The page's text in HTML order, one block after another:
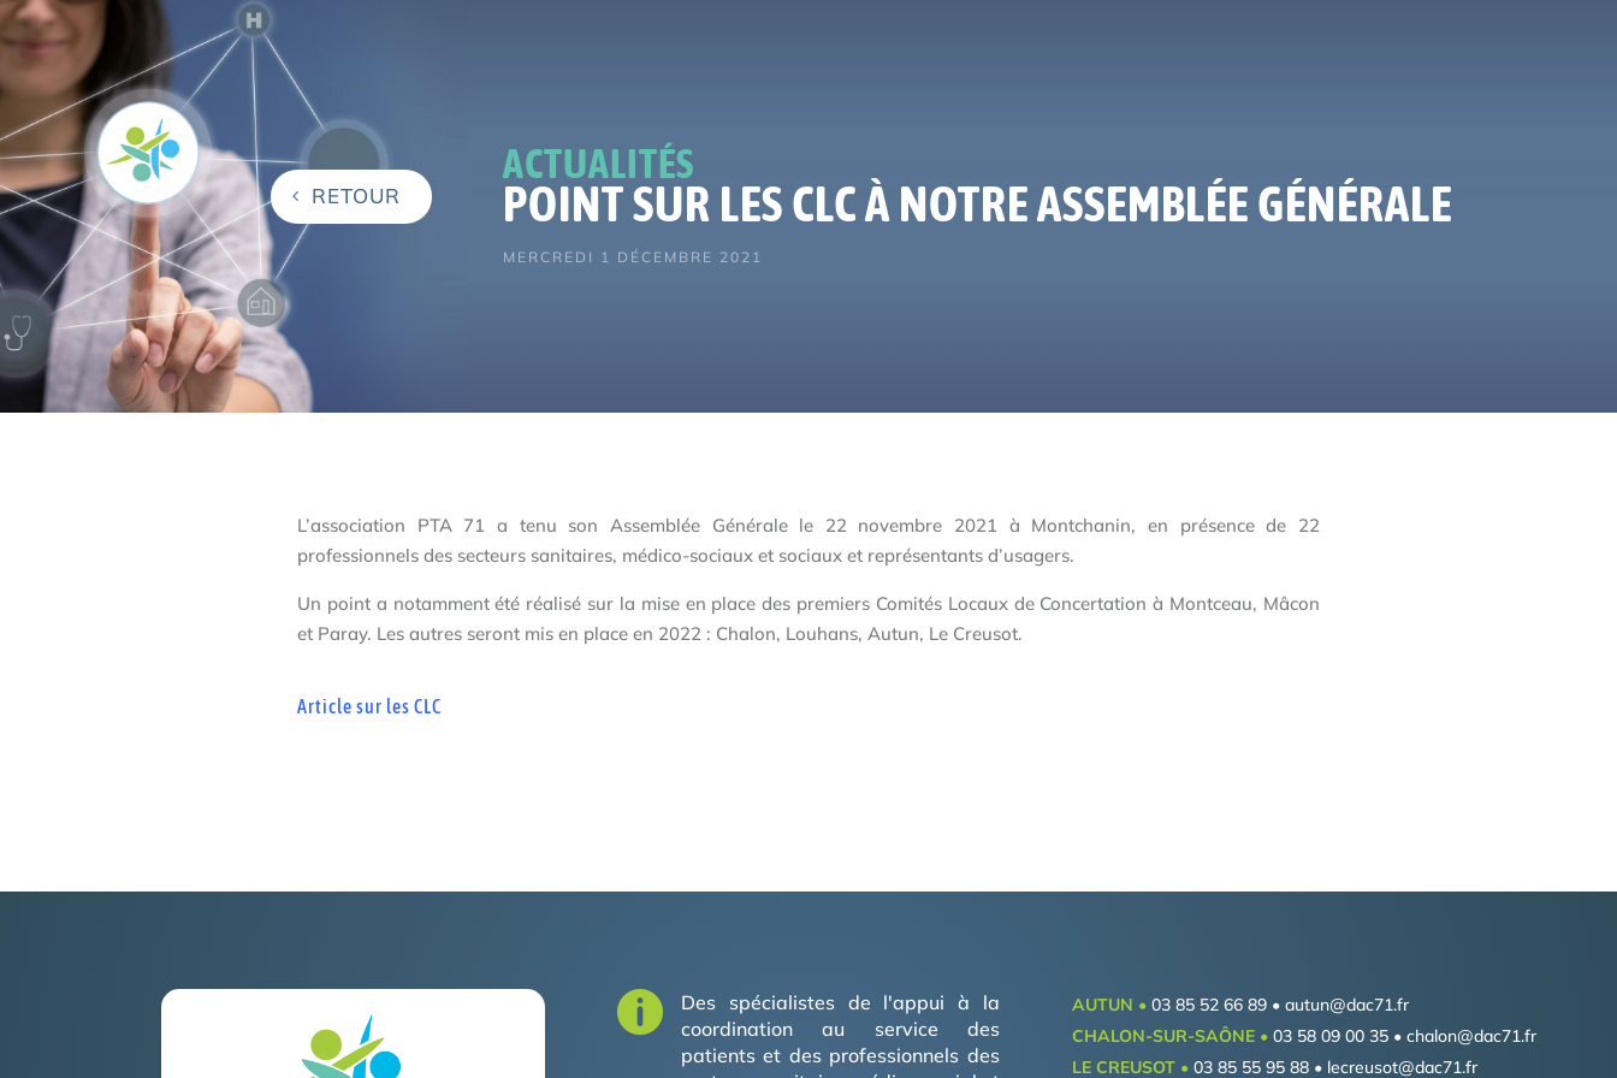
RETOUR
ACTUALITÉS
POINT SUR LES CLC À NOTRE ASSEMBLÉE GÉNÉRALE
MERCREDI 1 DÉCEMBRE 2021
L’association PTA 71 a tenu son Assemblée Générale le 22 novembre 2021 à Montchanin, en présence de 22
professionnels des secteurs sanitaires, médico-sociaux et sociaux et représentants d’usagers.
Un point a notamment été réalisé sur la mise en place des premiers Comités Locaux de Concertation à Montceau, Mâcon
et Paray. Les autres seront mis en place en 2022 : Chalon, Louhans, Autun, Le Creusot.
Article sur les CLC

Des spécialistes de l'appui à la
coordination au service des
patients et des professionnels des
AUTUN •03 85 52 66 89 • autun@dac71.fr
CHALON-SUR-SAÔNE •03 58 09 00 35 • chalon@dac71.fr
LE CREUSOT •03 85 55 95 88 • lecreusot@dac71.fr